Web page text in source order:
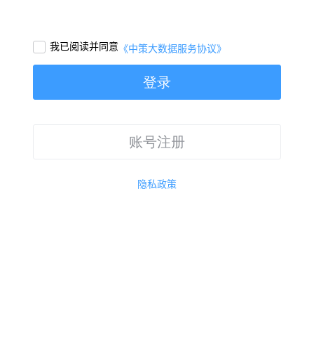
我已阅读并同意 《中策大数据服务协议》
登录
账号注册
隐私政策